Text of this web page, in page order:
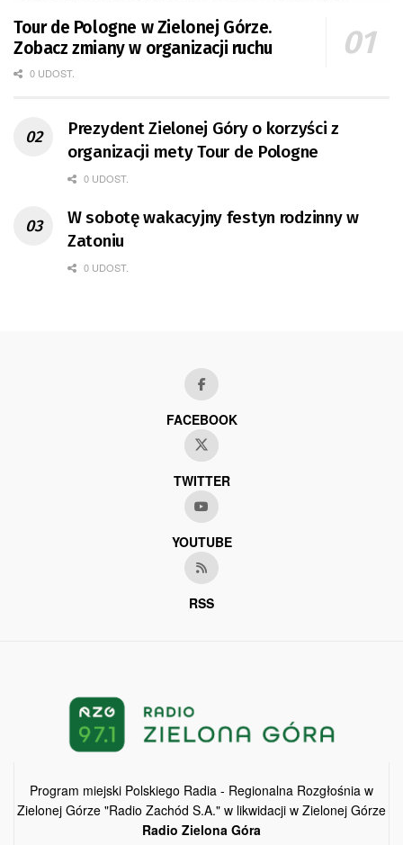
Tour de Pologne w Zielonej Górze.
Zobacz zmiany w organizacji ruchu
0 UDOST.
Prezydent Zielonej Góry o korzyści z
organizacji mety Tour de Pologne
0 UDOST.
W sobotę wakacyjny festyn rodzinny w
Zatoniu
0 UDOST.
FACEBOOK
TWITTER
YOUTUBE
RSS
Program miejski Polskiego Radia - Regionalna Rozgłośnia w
Zielonej Górze "Radio Zachód S.A." w likwidacji w Zielonej Górze
Radio Zielona Góra